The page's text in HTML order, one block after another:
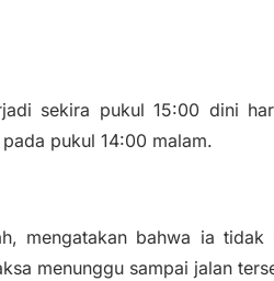
sekira pukul 15:00 dini
pukul 14:00 malam.
mengatakan bahwa ia
menunggu sampai jalan